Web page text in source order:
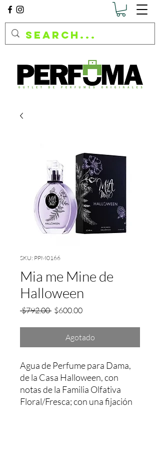
SKU: PPM0166
Mia me Mine de
Halloween
$792.00 Precio
$600.00Precio
oferta
Agotado
Agua de Perfume para Dama,
de la Casa Halloween, con
notas de la Familia Olfativa
Floral/Fresca; con una fijación